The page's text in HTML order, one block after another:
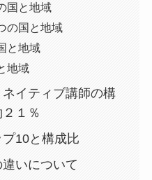
国と地域
の国と地域
と地域
地域
イティブ講師の構
１％
10と構成比
いについて